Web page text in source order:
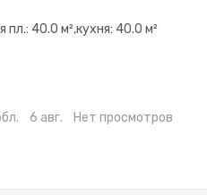
40.0 м²,кухня: 40.0 м²
6 авг. Нет просмотров